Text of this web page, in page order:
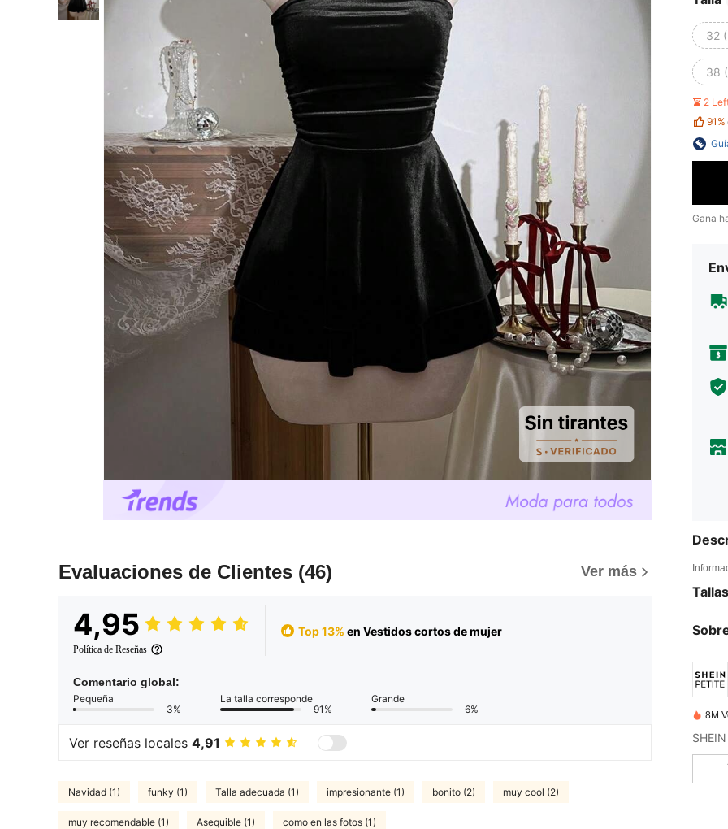
Evaluaciones de Clientes (46) Ver más
4,95
Política de Reseñas
Top 13% en Vestidos cortos de mujer
Comentario global:
Pequeña
3%
La talla corresponde
91%
Grande
6%
Ver reseñas locales 4,91
Navidad (1) funky (1) Talla adecuada (1) impresionante (1) bonito (2) muy cool (2)
muy recomendable (1) Asequible (1) como en las fotos (1)
32
38
2
91%
Gana
8M